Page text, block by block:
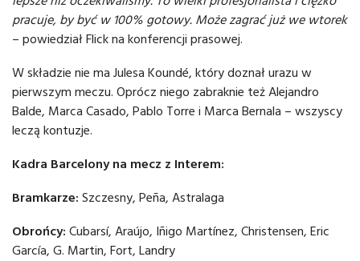
pracuje, by być w 100% gotowy. Może zagrać już we wtorek
– powiedział Flick na konferencji prasowej.
W składzie nie ma Julesa Koundé, który doznał urazu w
pierwszym meczu. Oprócz niego zabraknie też Alejandro
Balde, Marca Casado, Pablo Torre i Marca Bernala – wszyscy
leczą kontuzje.
Kadra Barcelony na mecz z Interem:
Bramkarze: Szczesny, Peña, Astralaga
Obrońcy: Cubarsí, Araújo, Iñigo Martínez, Christensen, Eric
García, G. Martin, Fort, Landry